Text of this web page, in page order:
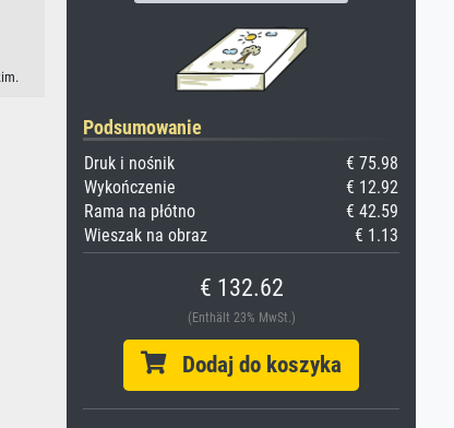
Podsumowanie
Druk i nośnik
€ 75.98
Wykończenie
€ 12.92
Rama na płótno
€ 42.59
Wieszak na obraz
€ 1.13
€ 132.62
(Enthält 23% MwSt.)
Dodaj do koszyka